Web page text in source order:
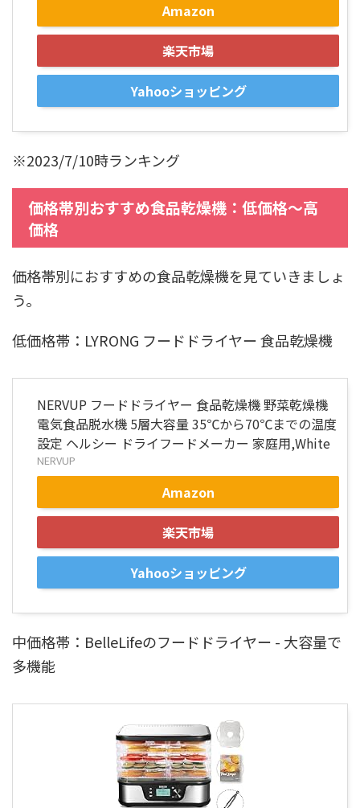
Amazon
楽天市場
Yahooショッピング
※2023/7/10時ランキング
価格帯別おすすめ食品乾燥機：低価格～高
価格
価格帯別におすすめの食品乾燥機を見ていきましょ
う。
低価格帯：LYRONG フードドライヤー 食品乾燥機
NERVUP フードドライヤー 食品乾燥機 野菜乾燥機
電気食品脱水機 5層大容量 35℃から70℃までの温度
設定 ヘルシー ドライフードメーカー 家庭用,White
NERVUP
Amazon
楽天市場
Yahooショッピング
中価格帯：BelleLifeのフードドライヤー - 大容量で
多機能